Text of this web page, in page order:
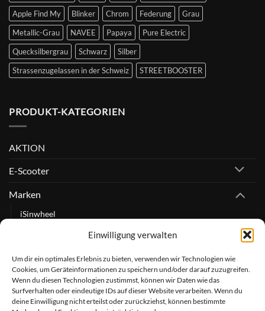
Einwilligung verwalten
Um dir ein optimales Erlebnis zu bieten, verwenden wir Technologien wie
Cookies, um Geräteinformationen zu speichern und/oder darauf zuzugreifen.
Wenn du diesen Technologien zustimmst, können wir Daten wie das
Surfverhalten oder eindeutige IDs auf dieser Website verarbeiten. Wenn du
deine Einwilligung nicht erteilst oder zurückziehst, können bestimmte
Apple Find My
Blinker Chrom Federung
Grau
Metallic-Grau
NAVEE Papaya
Pure Electric
Quecksilbergrau
Schwarz
Silber
Strassenzugelassen in der Schweiz
STREETBOOSTER
PRODUKT-KATEGORIEN
AKTION
E-Scooter
Marken
iSinwheel
STREETBOOSTER